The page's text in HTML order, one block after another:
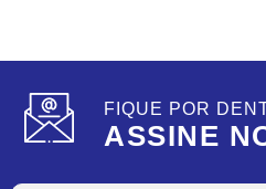
FIQUE POR
ASSINE